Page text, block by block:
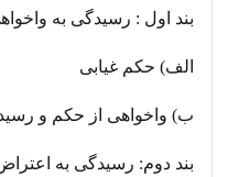
بند اول : رسیدگی به
الف) حکم غیابی
ب) واخواهی از حکم و
بند دوم: رسیدگی به